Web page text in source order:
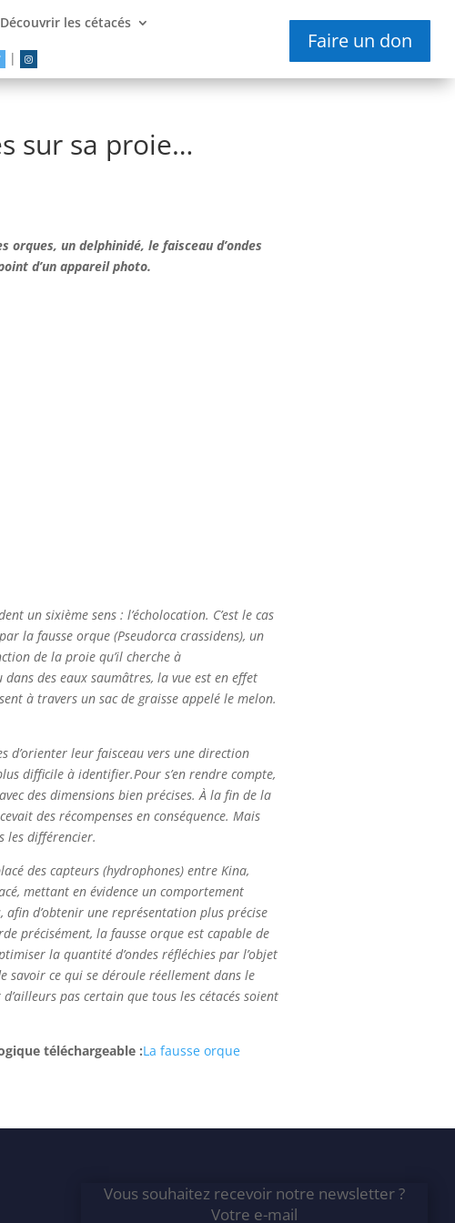
Découvrir les cétacés
|
Faire un don
sur sa proie…
un delphinidé, le faisceau d’ondes
d’un appareil photo.
un sixième sens : l’écholocation. C’est le cas
la fausse orque (Pseudorca crassidens), un
de la proie qu’il cherche à
des eaux saumâtres, la vue est en effet
à travers un sac de graisse appelé le melon.
d’orienter leur faisceau vers une direction
difficile à identifier.Pour s’en rendre compte,
des dimensions bien précises. À la fin de la
des récompenses en conséquence. Mais
les différencier.
des capteurs (hydrophones) entre Kina,
mettant en évidence un comportement
d’obtenir une représentation plus précise
précisément, la fausse orque est capable de
la quantité d’ondes réfléchies par l’objet
savoir ce qui se déroule réellement dans le
pas certain que tous les cétacés soient
téléchargeable :La fausse orque
Vous souhaitez recevoir notre newsletter ?
Votre e-mail